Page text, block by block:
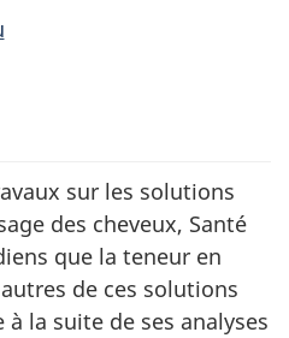
sur les solutions
des cheveux, Santé
que la teneur en
de ces solutions
la suite de ses analyses